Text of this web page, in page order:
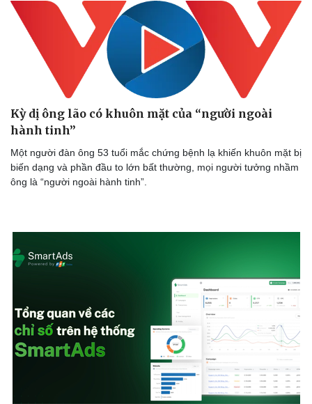
Sức khỏe
Sản phụ khoa
Nam khoa
Tình yêu - Gia đình
Kỳ dị ông lão có khuôn mặt của “người ngoài
hành tinh”
Một người đàn ông 53 tuổi mắc chứng bệnh lạ khiến khuôn mặt bị
biến dạng và phần đầu to lớn bất thường, mọi người tưởng nhầm
ông là “người ngoài hành tinh”.